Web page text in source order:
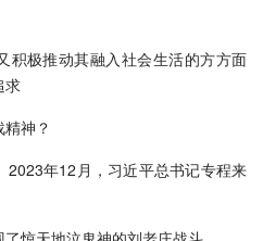
积极推动其融入社会生活的方方面
求
神？
2023年12月，习近平总书记专程来